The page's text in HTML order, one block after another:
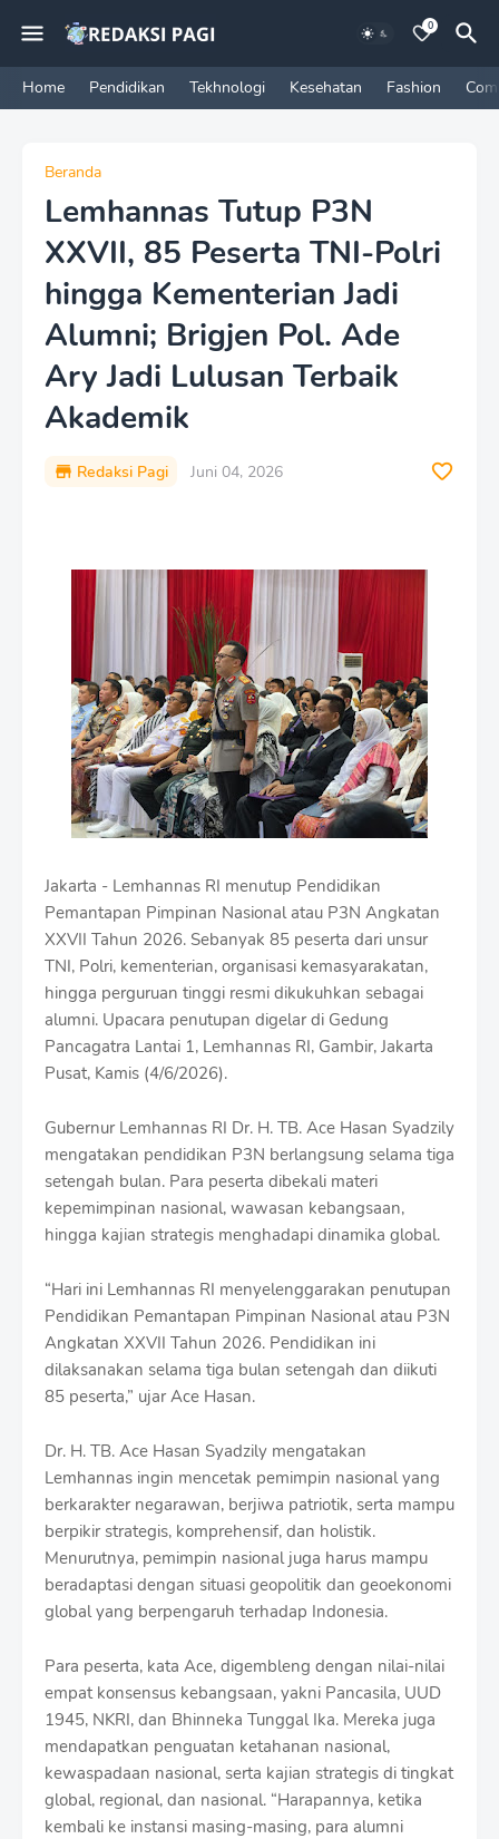
0
Home Pendidikan Tekhnologi Kesehatan Fashion
Beranda
Lemhannas Tutup P3N
XXVII, 85 Peserta TNI-Polri
hingga Kementerian Jadi
Alumni; Brigjen Pol. Ade
Ary Jadi Lulusan Terbaik
Akademik
Redaksi Pagi Juni 04, 2026
Jakarta - Lemhannas RI menutup Pendidikan
Pemantapan Pimpinan Nasional atau P3N Angkatan
XXVII Tahun 2026. Sebanyak 85 peserta dari unsur
TNI, Polri, kementerian, organisasi kemasyarakatan,
hingga perguruan tinggi resmi dikukuhkan sebagai
alumni. Upacara penutupan digelar di Gedung
Pancagatra Lantai 1, Lemhannas RI, Gambir, Jakarta
Pusat, Kamis (4/6/2026).
Gubernur Lemhannas RI Dr. H. TB. Ace Hasan Syadzily
mengatakan pendidikan P3N berlangsung selama tiga
setengah bulan. Para peserta dibekali materi
kepemimpinan nasional, wawasan kebangsaan,
hingga kajian strategis menghadapi dinamika global.
“Hari ini Lemhannas RI menyelenggarakan penutupan
Pendidikan Pemantapan Pimpinan Nasional atau P3N
Angkatan XXVII Tahun 2026. Pendidikan ini
dilaksanakan selama tiga bulan setengah dan diikuti
85 peserta,” ujar Ace Hasan.
Dr. H. TB. Ace Hasan Syadzily mengatakan
Lemhannas ingin mencetak pemimpin nasional yang
berkarakter negarawan, berjiwa patriotik, serta mampu
berpikir strategis, komprehensif, dan holistik.
Menurutnya, pemimpin nasional juga harus mampu
beradaptasi dengan situasi geopolitik dan geoekonomi
global yang berpengaruh terhadap Indonesia.
Para peserta, kata Ace, digembleng dengan nilai-nilai
empat konsensus kebangsaan, yakni Pancasila, UUD
1945, NKRI, dan Bhinneka Tunggal Ika. Mereka juga
mendapatkan penguatan ketahanan nasional,
kewaspadaan nasional, serta kajian strategis di tingkat
global, regional, dan nasional. “Harapannya, ketika
kembali ke instansi masing-masing, para alumni
s
g
n
W
i
t
h
S
h
f
f
T
e
m
p
a
e
s